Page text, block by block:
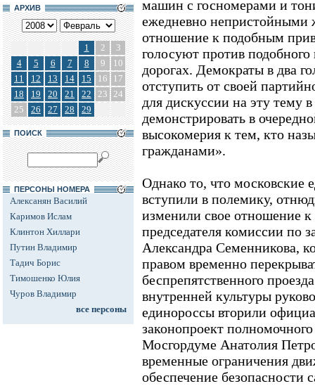
АРХИВ
1 2
3
4
5 6 7 8 9
10
11
12 13 14 15 16
17
18
19 20 21 22 23 24
25
26 27 28 29
ПОИСК
ПЕРСОНЫ НОМЕРА
Алексанян Василий
Каримов Ислам
Клинтон Хиллари
Путин Владимир
Тадич Борис
Тимошенко Юлия
Чуров Владимир
все персоны
машин с госномерами и
ежедневно непристойными
отношение к подобным
голосуют против подобного
дорогах. Демократы в два
отступить от своей
для дискуссии на эту тему
демонстрировать в
высокомерия к тем, кто
гражданами».
Однако то, что московские
вступили в полемику,
изменили свое отношение
председателя комиссии по
Александра Семенникова,
правом временно
беспрепятственного
внутренней культуры
единороссы вторили
законопроект
Мосгордуме Анатолия
временные ограничения
обеспечение безопасности